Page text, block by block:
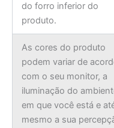
do forro inferior do
produto.
As cores do produto
podem variar de
com o seu monitor, a
iluminação do
em que você está e
mesmo a sua